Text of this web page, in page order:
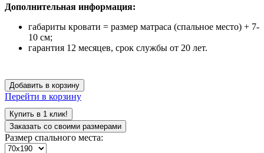
Дополнительная информация:
габариты кровати = размер матраса (спальное место) + 7-
10 см;
гарантия 12 месяцев, срок службы от 20 лет.
Добавить в корзину
Перейти в корзину
Купить в 1 клик!
Заказать со своими размерами
Размер спального места: